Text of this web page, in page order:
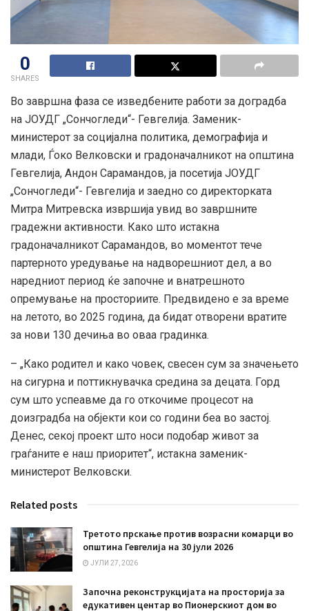
0
SHARES
Во завршна фаза се изведбените работи за доградба
на ЈОУДГ „Сончогледи“- Гевгелија. Заменик-
министерот за социјална политика, демографија и
млади, Ѓоко Велковски и градоначалникот на општина
Гевгелија, Андон Сарамандов, ја посетија ЈОУДГ
„Сончогледи“- Гевгелија и заедно со директорката
Митра Mитревска извршија увид во завршните
градежни активности. Како што истакна
градоначалникот Сарамандов, во моментот тече
партерното уредување на надворешниот дел, а во
наредниот период ќе започне и внатрешното
опремување на просториите. Предвидено е за време
на летото, во 2025 година, да бидат отворени вратите
за нови 130 дечиња во оваа градинка.
– „Како родител и како човек, свесен сум за значењето
на сигурна и поттикнувачка средина за децата. Горд
сум што успеавме да го откочиме процесот на
доизградба на објекти кои со години беа во застој.
Денес, секој проект што носи подобар живот за
граѓаните е наш приоритет“, истакна заменик-
министерот Велковски.
Related posts
Третото прскање против возрасни комарци во
општина Гевгелија на 30 јули 2026
ЈУЛИ 27, 2026
Започна реконструкцијата на просторија за
едукативен центар во Пионерскиот дом во